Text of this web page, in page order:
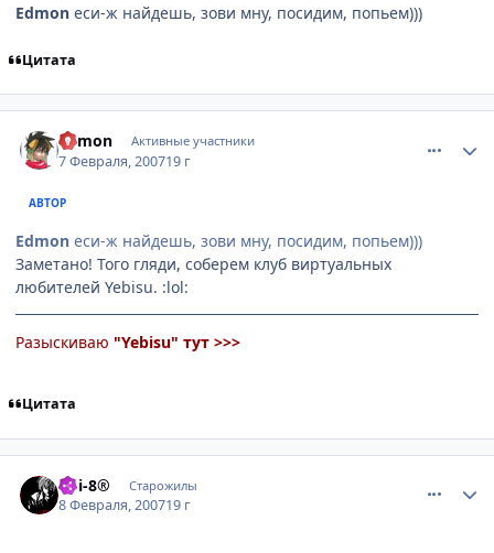
Edmon еси-ж найдешь, зови мну, посидим, попьем)))
Цитата
Edmon Активные участники
7 Февраля, 200719 г
АВТОР
Edmon еси-ж найдешь, зови мну, посидим, попьем)))
Заметано! Того гляди, соберем клуб виртуальных
любителей Yebisu. :lol:
Разыскиваю "Yebisu" тут >>>
Цитата
koi-8® Старожилы
8 Февраля, 200719 г